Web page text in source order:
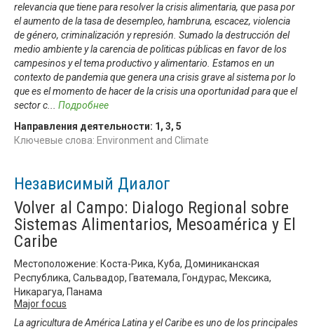
relevancia que tiene para resolver la crisis alimentaria, que pasa por
el aumento de la tasa de desempleo, hambruna, escacez, violencia
de género, criminalización y represión. Sumado la destrucción del
medio ambiente y la carencia de politicas públicas en favor de los
campesinos y el tema productivo y alimentario. Estamos en un
contexto de pandemia que genera una crisis grave al sistema por lo
que es el momento de hacer de la crisis una oportunidad para que el
sector c
Подробнее
Направления деятельности: 1 , 3, 5
Ключевые слова: Environment and Climate
Независимый Диалог
Volver al Campo: Dialogo Regional sobre
Sistemas Alimentarios, Mesoamérica y El
Caribe
Местоположение: Коста-Рика, Куба, Доминиканская
Республика, Сальвадор, Гватемала, Гондурас, Мексика,
Никарагуа, Панама
Major focus
La agricultura de América Latina y el Caribe es uno de los principales